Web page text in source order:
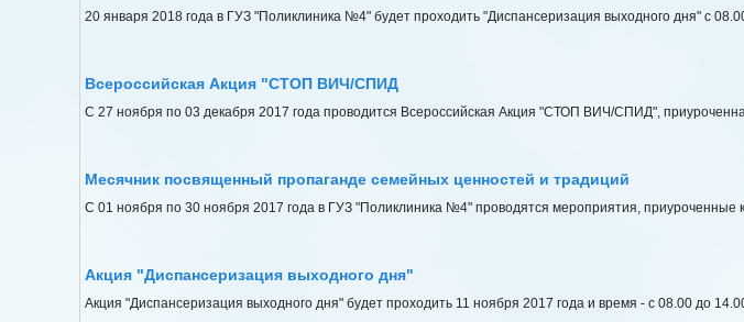
20 января 2018 года в ГУЗ "Поликлиника №4" будет проходить "Диспансеризация выходного дня" с
Всероссийская Акция "СТОП ВИЧ/СПИД
С 27 ноября по 03 декабря 2017 года проводится Всероссийская Акция "СТОП ВИЧ/СПИД",
Месячник посвященный пропаганде семейных ценностей и традиций
С 01 ноября по 30 ноября 2017 года в ГУЗ "Поликлиника №4" проводятся мероприятия, приуроченные
Акция "Диспансеризация выходного дня"
Акция "Диспансеризация выходного дня" будет проходить 11 ноября 2017 года и время - с 08.00 до